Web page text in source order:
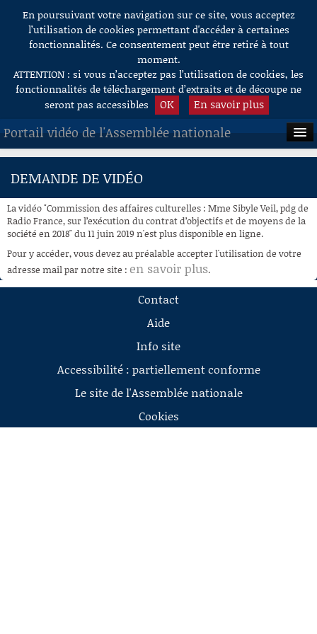
Aller au contenu
En poursuivant votre navigation sur ce site, vous acceptez
l’utilisation de cookies permettant d'accéder à certaines
fonctionnalités. Ce consentement peut être retiré à tout
moment.
ATTENTION : si vous n’acceptez pas l’utilisation de cookies, les
fonctionnalités de téléchargement d’extraits et de découpe ne
seront pas accessibles
OK En savoir plus
Portail vidéo de l'Assemblée nationale
ACCUEIL
À LA DEMANDE
RECHERCHE
AIDE À LA DÉCOUPE
DE VIDÉOS
DEMANDE DE VIDÉO
La vidéo "Commission des affaires culturelles : Mme Sibyle Veil, pdg de
Radio France, sur l’exécution du contrat d’objectifs et de moyens de la
société en 2018" du 11 juin 2019 n'est plus disponible en ligne.
Pour y accéder, vous devez au préalable accepter l'utilisation de votre
adresse mail par notre site : en savoir plus.
Contact
Aide
Info site
Accessibilité : partiellement conforme
Le site de l'Assemblée nationale
Cookies